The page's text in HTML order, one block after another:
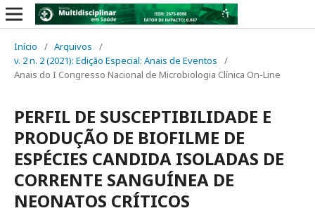
Início / Arquivos
/
v. 2 n. 2 (2021): Edição Especial: Anais de Eventos
/
Anais do I Congresso Nacional de Microbiologia Clínica On-Line
PERFIL DE SUSCEPTIBILIDADE E
PRODUÇÃO DE BIOFILME DE
ESPÉCIES CANDIDA ISOLADAS DE
CORRENTE SANGUÍNEA DE
NEONATOS CRÍTICOS